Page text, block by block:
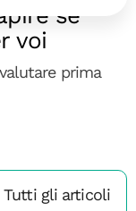
se
voi
prima
Tutti gli articoli